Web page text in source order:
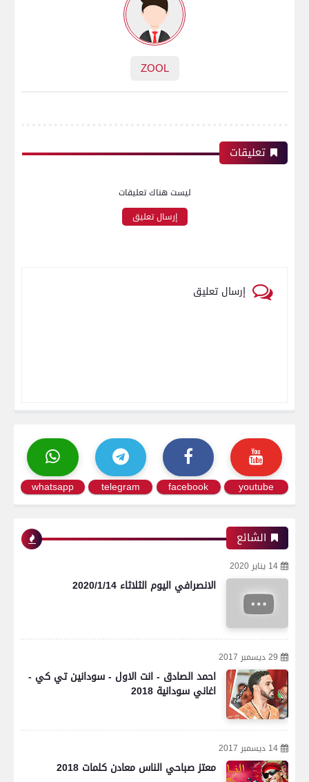
ZOOL
تعليقات
ليست هناك تعليقات
إرسال تعليق
إرسال تعليق
youtube
facebook
telegram
whatsapp
الشائع
14 يناير 2020
الانصرافي اليوم الثلاثاء 2020/1/14
29 ديسمبر 2017
احمد الصادق - انت الاول - سودانين تي كي -
اغاني سودانية 2018
14 ديسمبر 2017
معتز صباحي الناس معادن كلمات 2018